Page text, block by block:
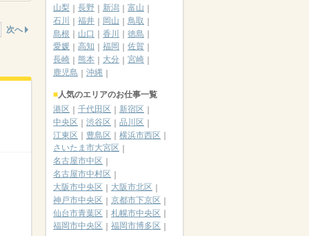
次へ
山梨
長野 新潟
富山
石川
福井 岡山
鳥取
島根
山口 香川
徳島
愛媛
高知 福岡
佐賀
長崎
熊本 大分
宮崎
鹿児島
沖縄
人気のエリアのお仕事一覧
港区
千代田区
新宿区
中央区
渋谷区
品川区
江東区
豊島区
横浜市西区
さいたま市大宮区
名古屋市中区
名古屋市中村区
大阪市中央区
大阪市北区
神戸市中央区
京都市下京区
仙台市青葉区
札幌市中央区
福岡市中央区
福岡市博多区